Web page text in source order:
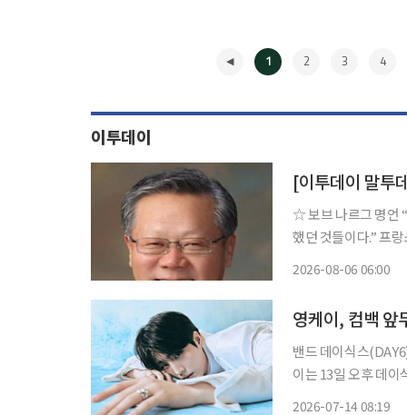
1 2 3 4
이투데이
[이투데이 말투
☆ 보브 나르그 명언 “우리가 가장 잘 아는 것은 우습게도 이제까지 우리가 한 번도 배우지 못
했던 것들이다.” 프랑스 비평가. 군대에 들어가 이탈리아 · 보헤미아 등 각지에서 싸우며, 질병
2026-08-06 06:00
영케이, 컴백 앞
밴드 데이식스
이는 13일 오후 데
2026-07-14 08:19